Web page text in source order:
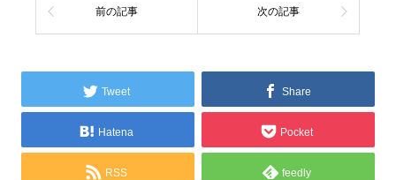
前の記事 次の記事
Tweet Share
Hatena Pocket
RSS feedly